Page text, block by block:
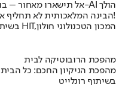
אל תישארו מאחור – בואו לגלות לאן ה-AI הולך
הבינה המלאכותית לא תחליף אנשים, היא תחליף את מי שלא משתמש בה!
בשיתוף HIT,המכון הטכנולוגי חולון
מהפכת הרובוטיקה לבית
מהפכת הניקיון החכם: כל
בשיתוף רונלייט